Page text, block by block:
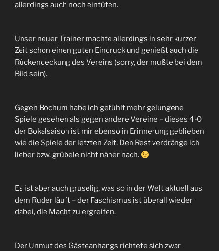
allerdings auch noch eintüten.
Unser neuer Trainer machte allerdings in sehr kurzer
Zeit schon einen guten Eindruck und genießt auch die
Rückendeckung des Vereins (sorry, der mußte bei dem
Bild sein).
Gegen Bochum habe ich gefühlt mehr gelungene
Spiele gesehen als gegen andere Vereine – dieses 4-0
der Bokalsaison ist mir ebenso in Erinnerung geblieben
wie die Spiele der letzten Zeit. Den Rest verdränge ich
lieber bzw. grübele nicht näher nach.
Es ist aber auch gruselig, was so in der Welt aktuell aus
dem Ruder läuft – der Faschismus ist überall wieder
dabei, die Macht zu ergreifen.
Der Unmut des Gästeanhangs richtete sich zwar